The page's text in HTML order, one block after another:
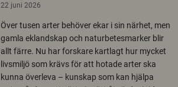
22 juni 2026
Över tusen arter behöver ekar i sin närhet, men
gamla eklandskap och naturbetesmarker blir
allt färre. Nu har forskare kartlagt hur mycket
livsmiljö som krävs för att hotade arter ska
kunna överleva – kunskap som kan hjälpa